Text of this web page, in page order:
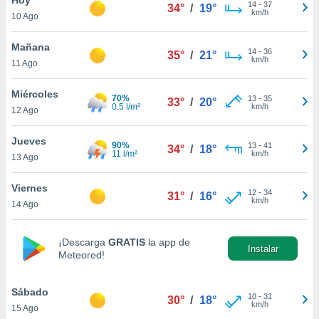
en
más
nuestra
de
aceptar
de
10 Ago
34° / 19° 14- 37
km/h
Mañana
11 Ago
35° / 21° 14- 36
km/h
Miércoles
12 Ago
70%
0.5 l/m²
33° / 20° 13- 35
km/h
Jueves
13 Ago
90%
11 l/m²
34° / 18° 13- 41
km/h
Viernes
14 Ago
31° / 16° 12- 34
km/h
¡Descarga GRATIS la app de
Meteored!
Instalar
Sábado
15 Ago
30° / 18° 10- 31
km/h